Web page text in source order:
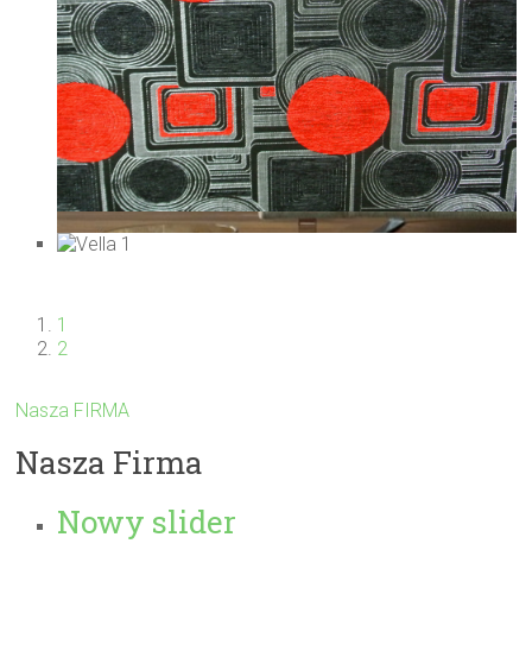
1
2
Nasza FIRMA
Nasza Firma
Nowy slider